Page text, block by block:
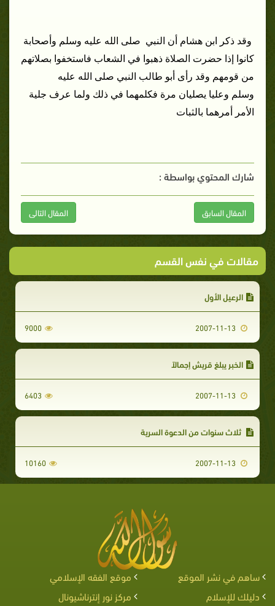
وقد ذكر ابن هشام أن النبي صلى الله عليه وسلم وأصحابة
كانوا إذا حضرت الصلاة ذهبوا في الشعاب فاستخفوا بصلاتهم
من قومهم وقد رأى أبو طالب النبي صلى الله عليه
وسلم وعليا يصليان مرة فكلمهما في ذلك ولما عرف جلية
الأمر أمرهما بالثبات
شارك المحتوي بواسطة :
المقال السابق المقال التالى
مقالات في نفس القسم
الرعيل الأول
9000
الخبر يبلغ قريش إجمالاً
6403
ثلاث سنوات من الدعوة السرية
10160
ساهم في نشر الموقع
موقع الفقه الإسلامي
دليلك للإسلام
مركز نور إنترناشيونال